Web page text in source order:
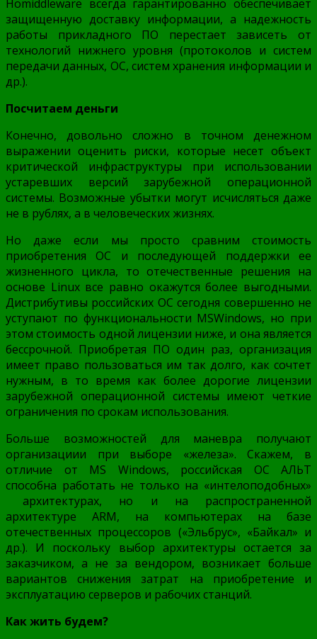
Ноmiddleware всегда гарантированно обеспечивает
защищенную доставку информации, а надежность
работы прикладного ПО перестает зависеть от
технологий нижнего уровня (протоколов и систем
передачи данных, ОС, систем хранения информации и
др.).
Посчитаем деньги
Конечно, довольно сложно в точном денежном
выражении оценить риски, которые несет объект
критической инфраструктуры при использовании
устаревших версий зарубежной операционной
системы. Возможные убытки могут исчисляться даже
не в рублях, а в человеческих жизнях.
Но даже если мы просто сравним стоимость
приобретения ОС и последующей поддержки ее
жизненного цикла, то отечественные решения на
основе Linux все равно окажутся более выгодными.
Дистрибутивы российских ОС сегодня совершенно не
уступают по функциональности MSWindows, но при
этом стоимость одной лицензии ниже, и она является
бессрочной. Приобретая ПО один раз, организация
имеет право пользоваться им так долго, как сочтет
нужным, в то время как более дорогие лицензии
зарубежной операционной системы имеют четкие
ограничения по срокам использования.
Больше возможностей для маневра получают
организациии при выборе «железа». Скажем, в
отличие от MS Windows, российская ОС АЛЬТ
способна работать не только на «интелоподобных»
архитектурах, но и на распространенной
архитектуре ARM, на компьютерах на базе
отечественных процессоров («Эльбрус», «Байкал» и
др.). И поскольку выбор архитектуры остается за
заказчиком, а не за вендором, возникает больше
вариантов снижения затрат на приобретение и
эксплуатацию серверов и рабочих станций.
Как жить будем?